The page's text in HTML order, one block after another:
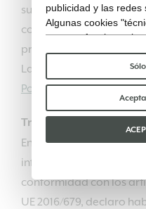
sus datos personales se
corrección, licitud y
privacidad y sus
La información
Política de privacidad
Tratamiento de datos
En referencia a lo que
informativo sobre
conformidad con los
UE 2016/679, declaro
publicidad y las redes
Algunas cookies
correcto
comparten ningún
Para saber más
de cookies.
Por favor, elige qué